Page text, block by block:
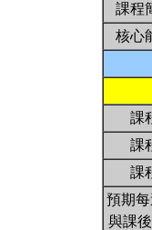
課程
核心
課
課
課
預期
與課